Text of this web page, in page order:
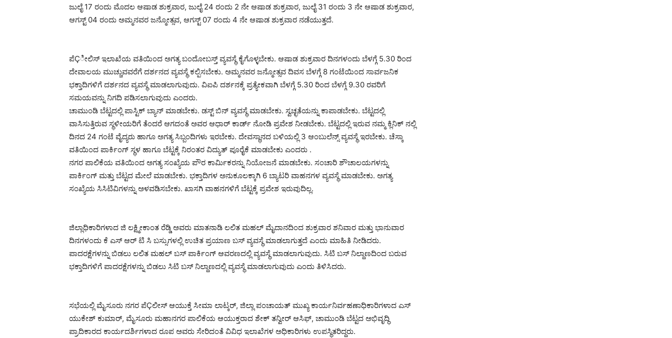
ಜುಲೈ 17 ರಂದು ಮೊದಲ ಆಷಾಡ ಶುಕ್ರವಾರ, ಜುಲೈ 24 ರಂದು 2 ನೇ ಆಷಾಡ ಶುಕ್ರವಾರ, ಜುಲೈ 31 ರಂದು 3 ನೇ ಆಷಾಡ ಶುಕ್ರವಾರ,
ಆಗಸ್ಟ್ 04 ರಂದು ಅಮ್ಮನವರ ಜನ್ಮೋತ್ಸವ, ಆಗಸ್ಟ್ 07 ರಂದು 4 ನೇ ಆಷಾಡ ಶುಕ್ರವಾರ ನಡೆಯುತ್ತದೆ.
ಪೆÇೀಲಿಸ್ ಇಲಾಖೆಯ ವತಿಯಿಂದ ಅಗತ್ಯ ಬಂದೋಬಸ್ತ್ ವ್ಯವಸ್ಥೆ ಕೈಗೊಳ್ಳಬೇಕು. ಆಷಾಡ ಶುಕ್ರವಾರ ದಿನಗಳಂದು ಬೆಳಗ್ಗೆ 5.30 ರಿಂದ
ದೇವಾಲಯ ಮುಚ್ಚುವವರೆಗೆ ದರ್ಶನದ ವ್ಯವಸ್ಥೆ ಕಲ್ಪಿಸಬೇಕು. ಅಮ್ಮನವರ ಜನ್ಮೋತ್ಸವ ದಿವಸ ಬೆಳಗ್ಗೆ 8 ಗಂಟೆಯಿಂದ ಸಾರ್ವಜನಿಕ
ಭಕ್ತಾದಿಗಳಿಗೆ ದರ್ಶನದ ವ್ಯವಸ್ಥೆ ಮಾಡಲಾಗುವುದು. ವಿಐಪಿ ದರ್ಶನಕ್ಕೆ ಪ್ರತ್ಯೇಕವಾಗಿ ಬೆಳಗ್ಗೆ 5.30 ರಿಂದ ಬೆಳಗ್ಗೆ 9.30 ರವರಿಗೆ
ಸಮಯವನ್ನು ನಿಗದಿ ಪಡಿಸಲಾಗುವುದು ಎಂದರು.
ಚಾಮುಂಡಿ ಬೆಟ್ಟದಲ್ಲಿ ಪಾಸ್ಟಿಕ್ ಬ್ಯಾನ್ ಮಾಡಬೇಕು. ಡಸ್ಟ್ ಬಿನ್ ವ್ಯವಸ್ಥೆ ಮಾಡಬೇಕು. ಸ್ವಚ್ಛತೆಯನ್ನು ಕಾಪಾಡಬೇಕು. ಬೆಟ್ಟದಲ್ಲಿ
ವಾಸಿಸುತ್ತಿರುವ ಸ್ಥಳೀಯರಿಗೆ ತೆಂದರೆ ಆಗದಂತೆ ಅವರ ಆಧಾರ್ ಕಾರ್ಡ್ ನೋಡಿ ಪ್ರವೇಶ ನೀಡಬೇಕು. ಬೆಟ್ಟದಲ್ಲಿ ಇರುವ ನಮ್ಮ ಕ್ಲಿನಿಕ್ ನಲ್ಲಿ
ದಿನದ 24 ಗಂಟೆ ವೈದ್ಯರು ಹಾಗೂ ಅಗತ್ಯ ಸಿಬ್ಬಂದಿಗಳು ಇರಬೇಕು. ದೇವಸ್ಥಾನದ ಬಳಿಯಲ್ಲಿ 3 ಆಂಬುಲೆನ್ಸ್ ವ್ಯವಸ್ಥೆ ಇರಬೇಕು. ಚೆಸ್ಕಾ
ವತಿಯಿಂದ ಪಾರ್ಕಿಂಗ್ ಸ್ಥಳ ಹಾಗೂ ಬೆಟ್ಟಕ್ಕೆ ನಿರಂತರ ವಿದ್ಯುತ್ ಪೂರೈಕೆ ಮಾಡಬೇಕು ಎಂದರು .
ನಗರ ಪಾಲಿಕೆಯ ವತಿಯಿಂದ ಅಗತ್ಯ ಸಂಖ್ಯೆಯ ಪೌರ ಕಾರ್ಮಿಕರನ್ನು ನಿಯೋಜನೆ ಮಾಡಬೇಕು. ಸಂಚಾರಿ ಶೌಚಾಲಯಗಳನ್ನು
ಪಾರ್ಕಿಂಗ್ ಮತ್ತು ಬೆಟ್ಟದ ಮೇಲೆ ಮಾಡಬೇಕು. ಭಕ್ತಾದಿಗಳ ಅನುಕೂಲಕ್ಕಾಗಿ 6 ಬ್ಯಾಟರಿ ವಾಹನಗಳ ವ್ಯವಸ್ಥೆ ಮಾಡಬೇಕು. ಅಗತ್ಯ
ಸಂಖ್ಯೆಯ ಸಿಸಿಟಿವಿಗಳನ್ನು ಅಳವಡಿಸಬೇಕು. ಖಾಸಗಿ ವಾಹನಗಳಿಗೆ ಬೆಟ್ಟಕ್ಕೆ ಪ್ರವೇಶ ಇರುವುದಿಲ್ಲ.
ಜಿಲ್ಲಾಧಿಕಾರಿಗಳಾದ ಜಿ ಲಕ್ಷ್ಮೀಕಾಂತ ರೆಡ್ಡಿ ಅವರು ಮಾತನಾಡಿ ಲಲಿತ ಮಹಲ್ ಮೈದಾನದಿಂದ ಶುಕ್ರವಾರ ಶನಿವಾರ ಮತ್ತು ಭಾನುವಾರ
ದಿನಗಳಂದು ಕೆ ಎಸ್ ಆರ್ ಟಿ ಸಿ ಬಸ್ಸುಗಳಲ್ಲಿ ಉಚಿತ ಪ್ರಯಾಣ ಬಸ್ ವ್ಯವಸ್ಥೆ ಮಾಡಲಾಗುತ್ತದೆ ಎಂದು ಮಾಹಿತಿ ನೀಡಿದರು.
ಪಾದರಕ್ಷೆಗಳನ್ನು ಬಿಡಲು ಲಲಿತ ಮಹಲ್ ಬಸ್ ಪಾರ್ಕಿಂಗ್ ಆವರಣದಲ್ಲಿ ವ್ಯವಸ್ಥೆ ಮಾಡಲಾಗುವುದು. ಸಿಟಿ ಬಸ್ ನಿಲ್ದಾಣದಿಂದ ಬರುವ
ಭಕ್ತಾದಿಗಳಿಗೆ ಪಾದರಕ್ಷೆಗಳನ್ನು ಬಿಡಲು ಸಿಟಿ ಬಸ್ ನಿಲ್ದಾಣದಲ್ಲಿ ವ್ಯವಸ್ಥೆ ಮಾಡಲಾಗುವುದು ಎಂದು ತಿಳಿಸಿದರು.
ಸಭೆಯಲ್ಲಿ ಮೈಸೂರು ನಗರ ಪೆÇಲೀಸ್ ಆಯುಕ್ತೆ ಸೀಮಾ ಲಾಟ್ಕರ್, ಜಿಲ್ಲಾ ಪಂಚಾಯತ್ ಮುಖ್ಯ ಕಾರ್ಯನಿರ್ವಹಣಾಧಿಕಾರಿಗಳಾದ ಎಸ್
ಯುಕೇಶ್ ಕುಮಾರ್, ಮೈಸೂರು ಮಹಾನಗರ ಪಾಲಿಕೆಯ ಆಯುಕ್ತರಾದ ಶೇಕ್ ತನ್ವೀರ್ ಆಸಿಫ್, ಚಾಮುಂಡಿ ಬೆಟ್ಟದ ಅಭಿವೃದ್ಧಿ
ಪ್ರಾದಿಕಾರದ ಕಾರ್ಯದರ್ಶಿಗಳಾದ ರೂಪ ಅವರು ಸೇರಿದಂತೆ ವಿವಿಧ ಇಲಾಖೆಗಳ ಅಧಿಕಾರಿಗಳು ಉಪಸ್ಥಿತರಿದ್ದರು.